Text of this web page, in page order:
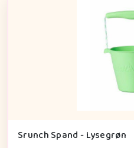
Srunch Spand - Lysegrøn